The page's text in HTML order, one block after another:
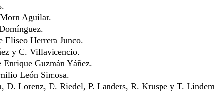
Aguilar.
Eliseo Herrera Junco.
y C. Villavicencio.
Guzmán Yáñez.
León Simosa.
D. Lorenz, D. Riedel, P. Landers, R. Kruspe y T.